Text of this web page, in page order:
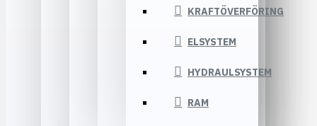
KRAFTÖVERFÖRING
ELSYSTEM
HYDRAULSYSTEM
RAM